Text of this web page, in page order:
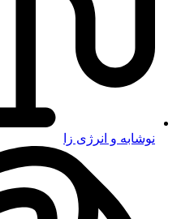
نوشابه و انرژی زا